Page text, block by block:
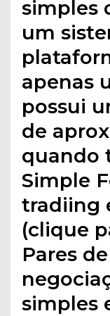
simples
um
apenas
possui
de
quando
Simple
tradiing
(clique
Pares
simples